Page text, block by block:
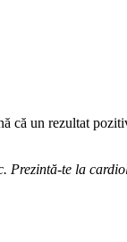
că un rezultat
Prezintă-te la